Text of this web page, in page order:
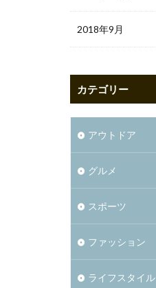
2018年9月
カテゴリー
アウトドア
グルメ
スポーツ
ファッション
ライフスタイル